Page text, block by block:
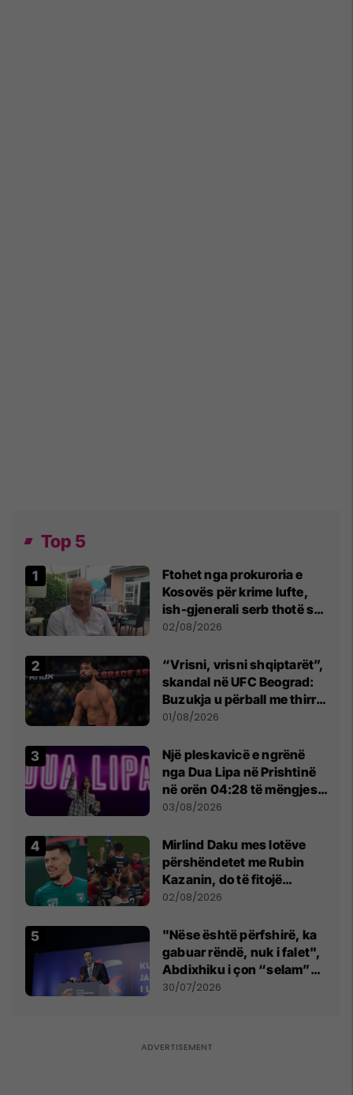
Top 5
Ftohet nga prokuroria e
Kosovës për krime lufte,
ish-gjenerali serb thotë se
dikush e tradhtoi në
02/08/2026
“Vrisni, vrisni shqiptarët”,
skandal në UFC Beograd:
Buzukja u përball me thirrje
anti-shqiptare nga
01/08/2026
Një pleskavicë e ngrënë
nga Dua Lipa në Prishtinë
në orën 04:28 të mëngjesit
- dhe bota digjitale serbe
03/08/2026
Mirlind Daku mes lotëve
përshëndetet me Rubin
Kazanin, do të fitojë
miliona te Spartak Moska
02/08/2026
"Nëse është përfshirë, ka
gabuar rëndë, nuk i falet",
Abdixhiku i çon “selam”
Përparim Ramës
30/07/2026